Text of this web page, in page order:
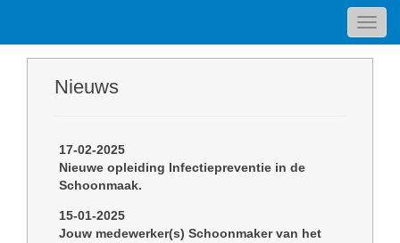
Nieuws
17-02-2025
Nieuwe opleiding Infectiepreventie in de
Schoonmaak.
15-01-2025
Jouw medewerker(s) Schoonmaker van het